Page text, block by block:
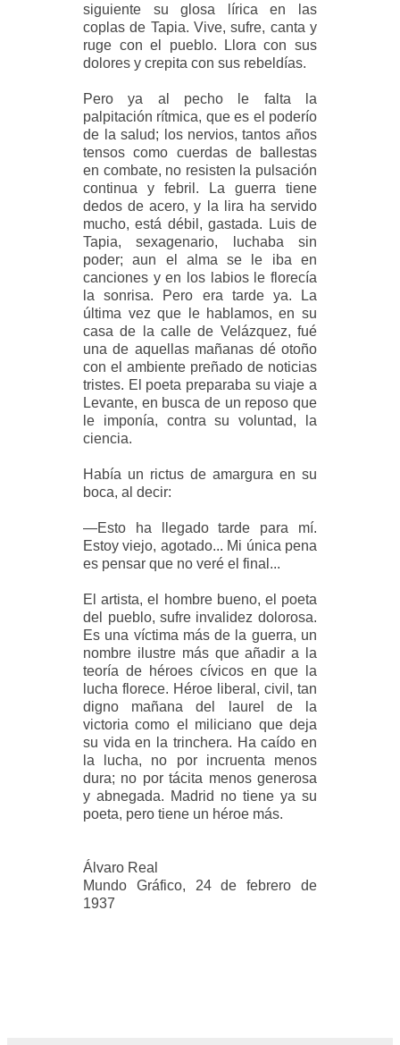
siguiente su glosa lírica en las
coplas de Tapia. Vive, sufre, canta y
ruge con el pueblo. Llora con sus
dolores y crepita con sus rebeldías.
Pero ya al pecho le falta la
palpitación rítmica, que es el poderío
de la salud; los nervios, tantos años
tensos como cuerdas de ballestas
en combate, no resisten la pulsación
continua y febril. La guerra tiene
dedos de acero, y la lira ha servido
mucho, está débil, gastada. Luis de
Tapia, sexagenario, luchaba sin
poder; aun el alma se le iba en
canciones y en los labios le florecía
la sonrisa. Pero era tarde ya. La
última vez que le hablamos, en su
casa de la calle de Velázquez, fué
una de aquellas mañanas dé otoño
con el ambiente preñado de noticias
tristes. El poeta preparaba su viaje a
Levante, en busca de un reposo que
le imponía, contra su voluntad, la
ciencia.
Había un rictus de amargura en su
boca, al decir:
—Esto ha llegado tarde para mí.
Estoy viejo, agotado... Mi única pena
es pensar que no veré el final...
El artista, el hombre bueno, el poeta
del pueblo, sufre invalidez dolorosa.
Es una víctima más de la guerra, un
nombre ilustre más que añadir a la
teoría de héroes cívicos en que la
lucha florece. Héroe liberal, civil, tan
digno mañana del laurel de la
victoria como el miliciano que deja
su vida en la trinchera. Ha caído en
la lucha, no por incruenta menos
dura; no por tácita menos generosa
y abnegada. Madrid no tiene ya su
poeta, pero tiene un héroe más.
Álvaro Real
Mundo Gráfico, 24 de febrero de
1937